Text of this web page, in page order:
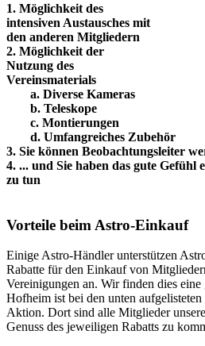
1. Möglichkeit des
intensiven Austausches mit
den anderen Mitgliedern
2. Möglichkeit der
Nutzung des
Vereinsmaterials
a. Diverse Kameras
b. Teleskope
c. Montierungen
d. Umfangreiches Zubehör
3. Sie können Beobachtungsleiter
4. ... und Sie haben das gute Gefühl
zu tun
Vorteile beim Astro-Einkauf
Einige Astro-Händler unterstützen
Rabatte für den Einkauf von
Vereinigungen an. Wir finden dies
Hofheim ist bei den unten
Aktion. Dort sind alle Mitglieder
Genuss des jeweiligen Rabatts zu